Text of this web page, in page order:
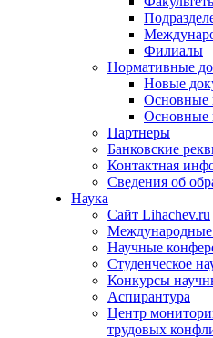
Филиалы
Нормативные
Новые
Основные
Основные
Партнеры
Банковские
Контактная
Сведения об
Наука
Сайт Lihachev.ru
Международные
Научные
Студенческое
Конкурсы
Аспирантура
Центр
трудовых